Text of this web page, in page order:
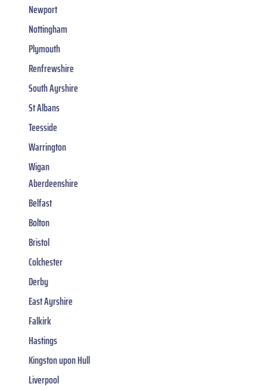
Newport
Nottingham
Plymouth
Renfrewshire
South Ayrshire
St Albans
Teesside
Warrington
Wigan
Aberdeenshire
Belfast
Bolton
Bristol
Colchester
Derby
East Ayrshire
Falkirk
Hastings
Kingston upon Hull
Liverpool